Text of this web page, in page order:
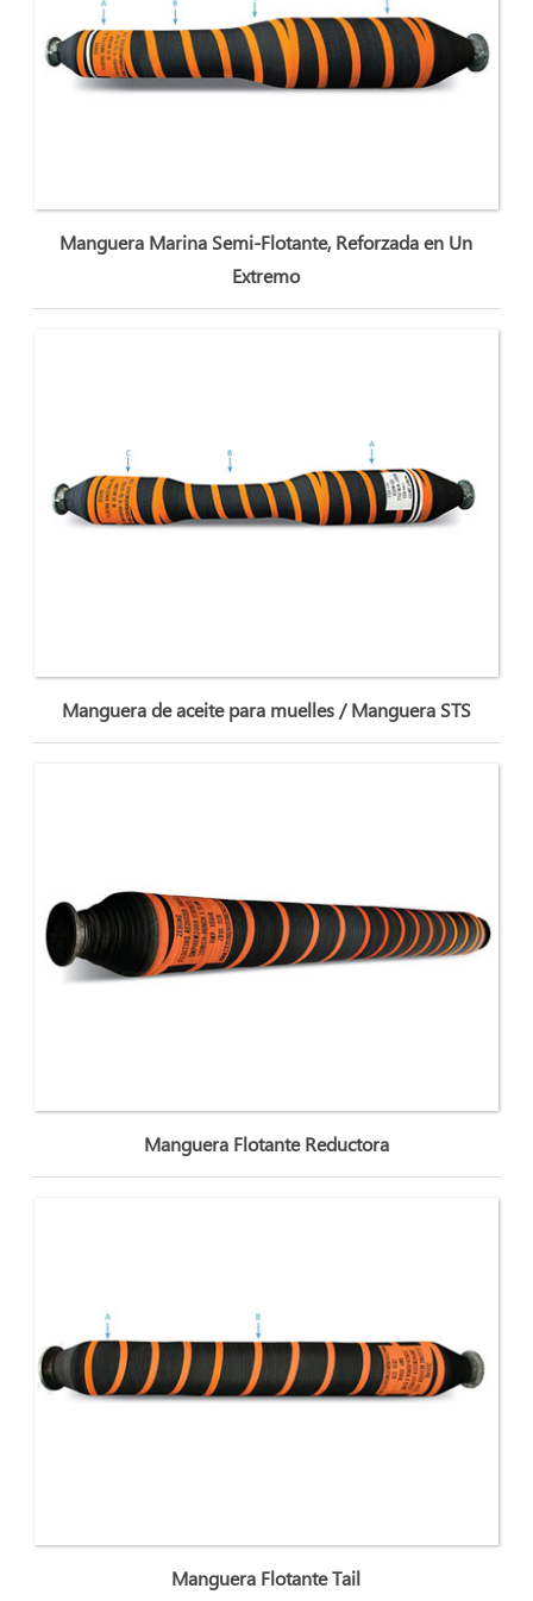
Manguera Marina Semi-Flotante, Reforzada en Un
Extremo
Manguera de aceite para muelles / Manguera STS
Manguera Flotante Reductora
Manguera Flotante Tail